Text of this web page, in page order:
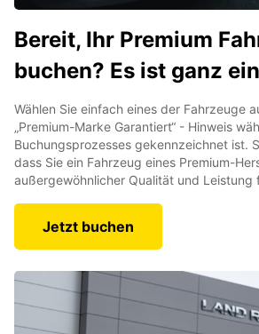
Bereit, Ihr Premium
buchen? Es ist ganz
Wählen Sie einfach eines der Fahrzeuge
„Premium-Marke Garantiert“ - Hinweis
Buchungsprozesses gekennzeichnet ist.
dass Sie ein Fahrzeug eines Premium-
außergewöhnlicher Qualität und Leistung
Jetzt buchen